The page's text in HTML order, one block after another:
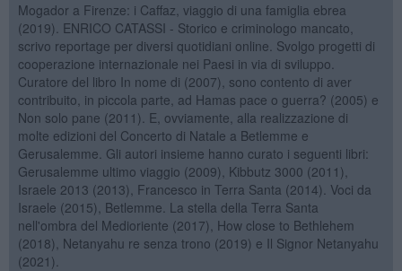
Mogador a Firenze: i Caffaz, viaggio di una famiglia ebrea
(2019). ENRICO CATASSI - Storico e criminologo mancato,
scrivo reportage per diversi quotidiani online. Svolgo progetti di
cooperazione internazionale nei Paesi in via di sviluppo.
Curatore del libro In nome di (2007), sono contento di aver
contribuito, in piccola parte, ad Hamas pace o guerra? (2005) e
Non solo pane (2011). E, ovviamente, alla realizzazione di
molte edizioni del Concerto di Natale a Betlemme e
Gerusalemme. Gli autori insieme hanno curato i seguenti libri:
Gerusalemme ultimo viaggio (2009), Kibbutz 3000 (2011),
Israele 2013 (2013), Francesco in Terra Santa (2014). Voci da
Israele (2015), Betlemme. La stella della Terra Santa
nell'ombra del Medioriente (2017), How close to Bethlehem
(2018), Netanyahu re senza trono (2019) e Il Signor Netanyahu
(2021).